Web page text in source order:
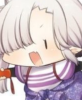
愛餵食喜劇！
菜升上了最高年級！
五百歲的半吸血鬼──秋
努力才行！
起變化之風的第七集！